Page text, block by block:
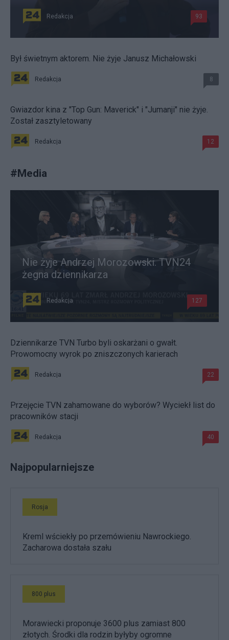
Redakcja 93
Był świetnym aktorem. Nie żyje Janusz Michałowski
Redakcja 8
Gwiazdor kina z "Top Gun: Maverick" i "Jumanji" nie żyje.
Został zasztyletowany
Redakcja 12
#Media
Nie żyje Andrzej Morozowski. TVN24
żegna dziennikarza
Redakcja 127
Dziennikarze TVN Turbo byli oskarżani o gwałt.
Prowomocny wyrok po zniszczonych karierach
Redakcja 22
Przejęcie TVN zahamowane do wyborów? Wyciekł list do
pracowników stacji
Redakcja 40
Najpopularniejsze
Rosja
Kreml wściekły po przemówieniu Nawrockiego.
Zacharowa dostała szału
800 plus
Morawiecki proponuje 3600 plus zamiast 800
złotych. Środki dla rodzin byłyby ogromne